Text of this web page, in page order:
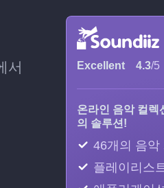
서
Excellent 4.3/5
온라인 음악 컬렉
의 솔루션!
46개의 음악
플레이리스